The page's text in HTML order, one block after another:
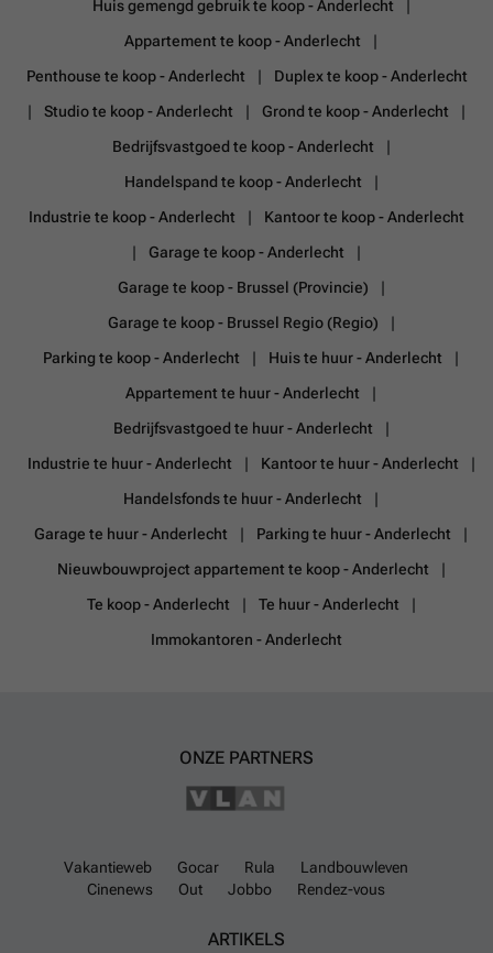
Huis gemengd gebruik te koop - Anderlecht
Appartement te koop - Anderlecht
Penthouse te koop - Anderlecht
Duplex te koop - Anderlecht
Studio te koop - Anderlecht
Grond te koop - Anderlecht
Bedrijfsvastgoed te koop - Anderlecht
Handelspand te koop - Anderlecht
Industrie te koop - Anderlecht
Kantoor te koop - Anderlecht
Garage te koop - Anderlecht
Garage te koop - Brussel (Provincie)
Garage te koop - Brussel Regio (Regio)
Parking te koop - Anderlecht
Huis te huur - Anderlecht
Appartement te huur - Anderlecht
Bedrijfsvastgoed te huur - Anderlecht
Industrie te huur - Anderlecht
Kantoor te huur - Anderlecht
Handelsfonds te huur - Anderlecht
Garage te huur - Anderlecht
Parking te huur - Anderlecht
Nieuwbouwproject appartement te koop - Anderlecht
Te koop - Anderlecht
Te huur - Anderlecht
Immokantoren - Anderlecht
ONZE PARTNERS
Vakantieweb Gocar Rula
Landbouwleven
Cinenews
Out Jobbo Rendez-vous
ARTIKELS